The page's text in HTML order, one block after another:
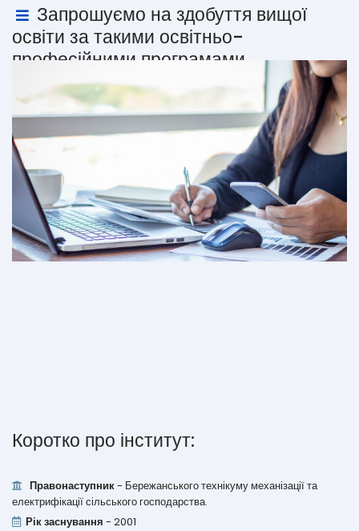
Запрошуємо на здобуття вищої
освіти за такими освітньо-
професійними програмами
Коротко про інститут:
Правонаступник- Бережанського технікуму механізації та
електрифікації сільського господарства.
Рік заснування - 2001